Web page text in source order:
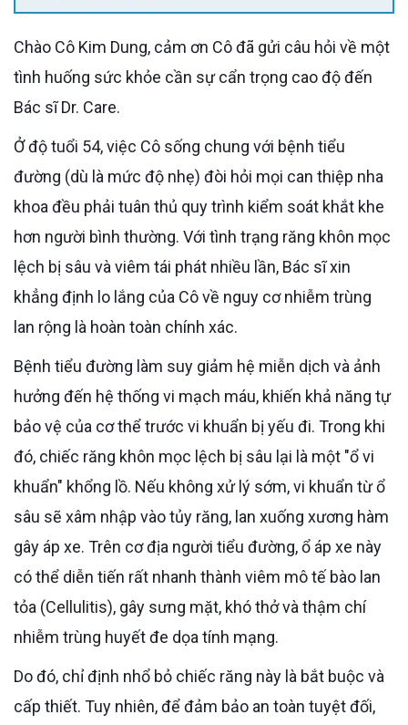
Chào Cô Kim Dung, cảm ơn Cô đã gửi câu hỏi về một
tình huống sức khỏe cần sự cẩn trọng cao độ đến
Bác sĩ Dr. Care.
Ở độ tuổi 54, việc Cô sống chung với bệnh tiểu
đường (dù là mức độ nhẹ) đòi hỏi mọi can thiệp nha
khoa đều phải tuân thủ quy trình kiểm soát khắt khe
hơn người bình thường. Với tình trạng răng khôn mọc
lệch bị sâu và viêm tái phát nhiều lần, Bác sĩ xin
khẳng định lo lắng của Cô về nguy cơ nhiễm trùng
lan rộng là hoàn toàn chính xác.
Bệnh tiểu đường làm suy giảm hệ miễn dịch và ảnh
hưởng đến hệ thống vi mạch máu, khiến khả năng tự
bảo vệ của cơ thể trước vi khuẩn bị yếu đi. Trong khi
đó, chiếc răng khôn mọc lệch bị sâu lại là một "ổ vi
khuẩn" khổng lồ. Nếu không xử lý sớm, vi khuẩn từ ổ
sâu sẽ xâm nhập vào tủy răng, lan xuống xương hàm
gây áp xe. Trên cơ địa người tiểu đường, ổ áp xe này
có thể diễn tiến rất nhanh thành viêm mô tế bào lan
tỏa (Cellulitis), gây sưng mặt, khó thở và thậm chí
nhiễm trùng huyết đe dọa tính mạng.
Do đó, chỉ định nhổ bỏ chiếc răng này là bắt buộc và
cấp thiết. Tuy nhiên, để đảm bảo an toàn tuyệt đối,